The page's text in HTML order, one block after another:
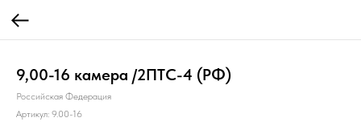
9,00-16 камера /2ПТС-4 (РФ)
Российская Федерация
Артикул: 9.00-16